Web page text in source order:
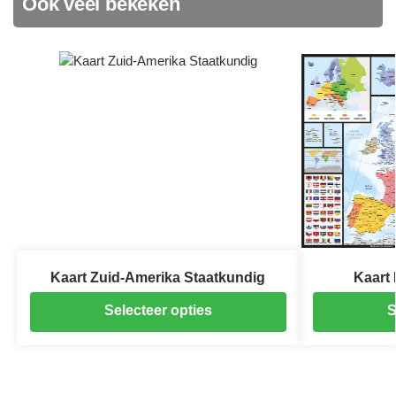
Kaart Zuid-Amerika Staatkundig
Selecteer opties
Kaart